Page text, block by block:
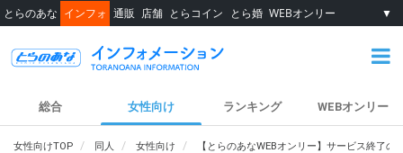
とらのあな インフォ 通販 店舗 とらコイン とら婚 WEBオンリー ▼
総合 女性向け ランキング WEBオンリー
女性向けTOP 同人 女性向け 【とらのあなWEBオンリー】サービス終了の